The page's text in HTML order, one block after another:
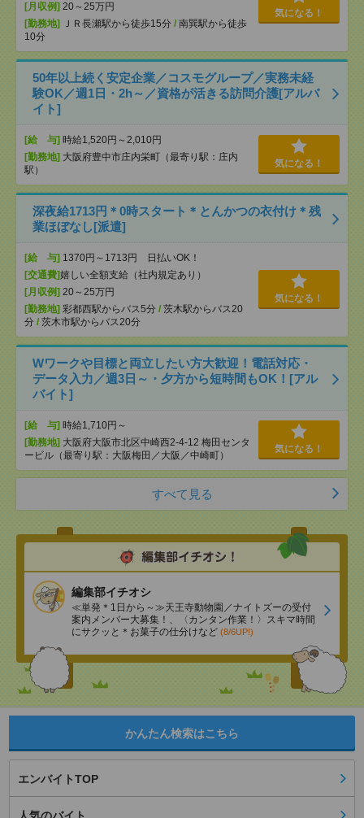
[月収例] 20～25万円
[勤務地]
ＪＲ長瀬駅から徒歩15分 / 南巽駅から徒歩
10分
気になる！
50年以上続く安定企業／コスモグループ／実務未経
験OK／週1日・2h～／資格が活きる訪問介護[アルバ
イト]
[給 与] 時給1,520円～2,010円
[勤務地] 大阪府豊中市庄内栄町（最寄り駅：庄内
駅）
気になる！
深夜給1713円＊0時スタート＊とんかつの衣付け＊残
業ほぼなし[派遣]
[給 与] 1370円～1713円 日払いOK！
[交通費]嬉しい全額支給（社内規定あり）
[月収例] 20～25万円
[勤務地] 彩都西駅からバス5分 / 茨木駅からバス20
分 / 茨木市駅からバス20分
気になる！
Wワークや目標と両立したい方大歓迎！電話対応・
データ入力／週3日～・夕方から短時間もOK！[アル
バイト]
[給 与] 時給1,710円～
[勤務地] 大阪府大阪市北区中崎西2-4-12 梅田センタ
ービル（最寄り駅：大阪梅田／大阪／中崎町）
気になる！
すべて見る
編集部イチオシ
≪単発＊1日から～≫天王寺動物園／ナイトズーの受付
案内メンバー大募集！、〈カンタン作業！〉スキマ時間
にサクッと＊お菓子の仕分けなど (8/6UP!)
かんたん検索はこちら
エンバイトTOP